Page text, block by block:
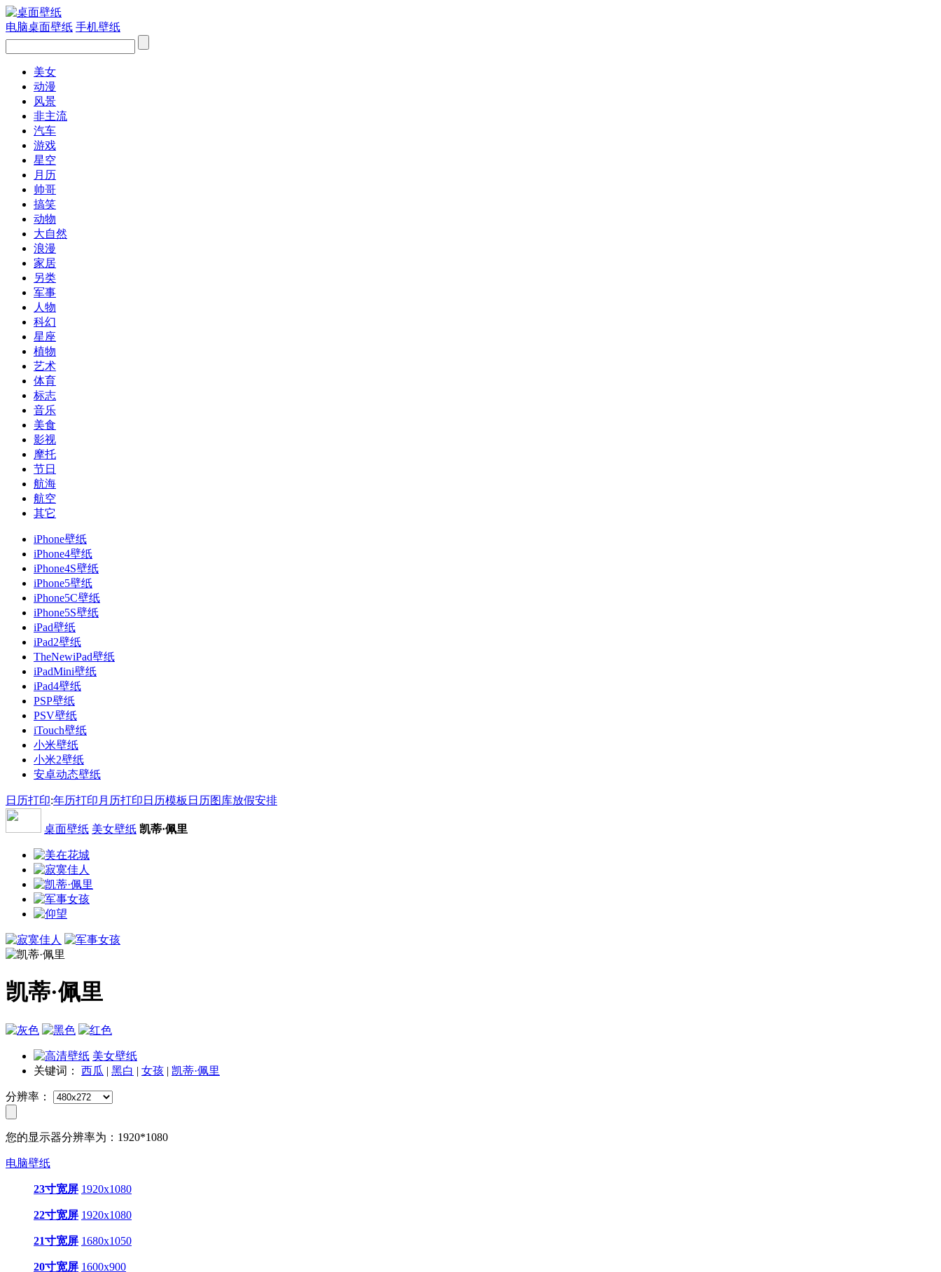
电脑桌面壁纸 手机壁纸
美女
动漫
风景
非主流
汽车
游戏
星空
月历
帅哥
搞笑
动物
大自然
浪漫
家居
另类
军事
人物
科幻
星座
植物
艺术
体育
标志
音乐
美食
影视
摩托
节日
航海
航空
其它
iPhone壁纸
iPhone4壁纸
iPhone4S壁纸
iPhone5壁纸
iPhone5C壁纸
iPhone5S壁纸
iPad壁纸
iPad2壁纸
TheNewiPad壁纸
iPadMini壁纸
iPad4壁纸
PSP壁纸
PSV壁纸
iTouch壁纸
小米壁纸
小米2壁纸
安卓动态壁纸
日历打印:年历打印 月历打印 日历模板 日历图库放假安排
桌面壁纸 美女壁纸 凯蒂·佩里
凯蒂·佩里
美女壁纸
关键词： 西瓜 | 黑白 | 女孩 | 凯蒂·佩里
分辨率：
您的显示器分辨率为： 1920*1080
电脑壁纸
23寸宽屏 1920x1080
22寸宽屏 1920x1080
21寸宽屏 1680x1050
20寸宽屏 1600x900